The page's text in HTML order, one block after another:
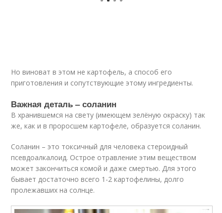
Но виноват в этом не картофель, а способ его
приготовления и сопутствующие этому ингредиенты.
Важная деталь – соланин
В хранившемся на свету (имеющем зелёную окраску) так
же, как и в проросшем картофеле, образуется соланин.
Соланин – это токсичный для человека стероидный
псевдоалкалоид. Острое отравление этим веществом
может закончиться комой и даже смертью. Для этого
бывает достаточно всего 1-2 картофелины, долго
пролежавших на солнце.